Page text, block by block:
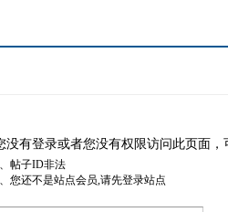
没有登录或者您没有权限访问此页面
帖子ID非法
您还不是站点会员,请先登录站点